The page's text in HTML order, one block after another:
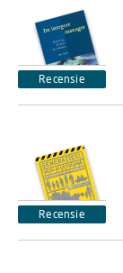
Recensie
Recensie